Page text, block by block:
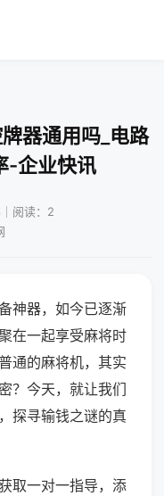
器通用吗_电路
-企业快讯
阅读：2
神器，如今已逐渐
在一起享受麻将时
通的麻将机，其实
？今天，就让我们
探寻输钱之谜的真
取一对一指导，添